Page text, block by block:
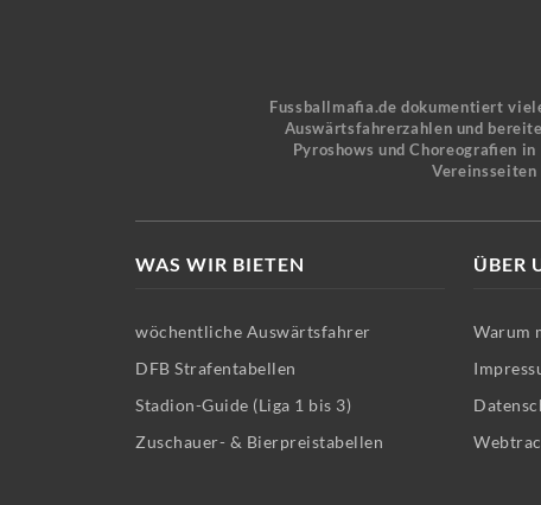
Fussballmafia.de dokumentiert
Auswärtsfahrerzahlen und
Pyroshows und Choreografien
WAS WIR BIETEN
wöchentliche Auswärtsfahrer
DFB Strafentabellen
Stadion-Guide (Liga 1 bis 3)
Zuschauer- & Bierpreistabellen
ÜBER
Warum